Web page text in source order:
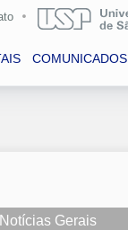
COMUNICADOS
Notícias Gerais